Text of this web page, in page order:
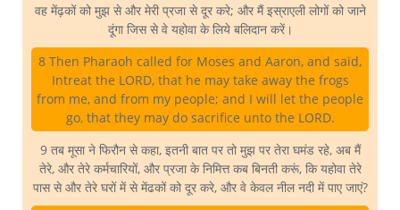
वह मेंढ़कों को मुझ से और मेरी प्रजा से दूर करे; और मैं इस्राएली लोगों को जाने
दूंगा जिस से वे यहोवा के लिये बलिदान करें।
8 Then Pharaoh called for Moses and Aaron, and said,
Intreat the LORD, that he may take away the frogs
from me, and from my people; and I will let the people
go, that they may do sacrifice unto the LORD.
9 तब मूसा ने फिरौन से कहा, इतनी बात पर तो मुझ पर तेरा घमंड रहे, अब मैं
तेरे, और तेरे कर्मचारियों, और प्रजा के निमित्त कब बिनती करूं, कि यहोवा तेरे
पास से और तेरे घरों में से मेंढकों को दूर करे, और वे केवल नील नदी में पाए जाएं?